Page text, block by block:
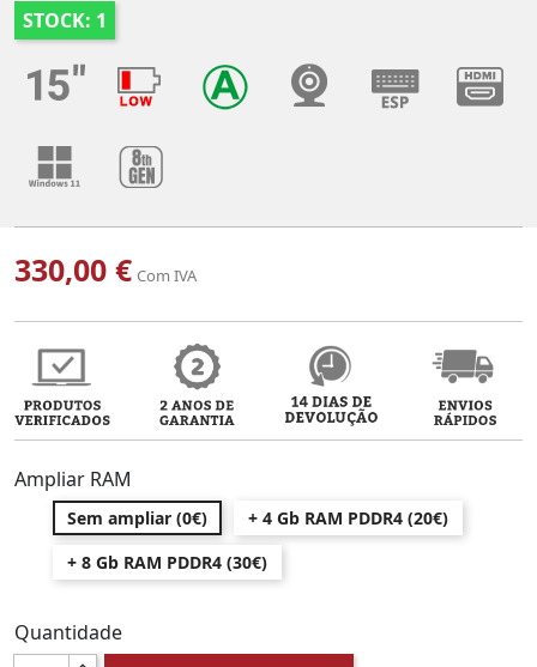
STOCK: 1
330,00 € Com IVA
Ampliar RAM
Sem ampliar (0€)
+ 4 Gb RAM PDDR4 (20€)
+ 8 Gb RAM PDDR4 (30€)
Quantidade